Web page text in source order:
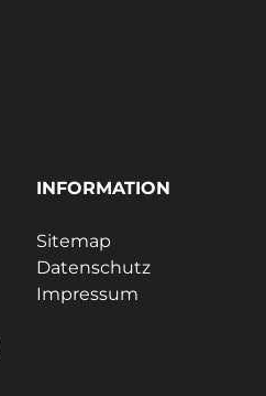
INFORMATION
Sitemap
Datenschutz
Impressum